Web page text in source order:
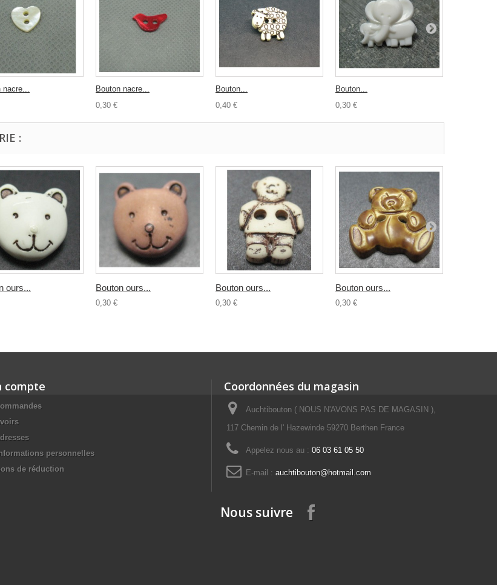
nacre...
Bouton nacre...
0,30 €
Bouton...
0,40 €
Bouton...
0,30 €
:
ours... Bouton ours...
0,30 €
Bouton ours...
0,30 €
Bouton ours...
0,30 €
compte
personnelles
de réduction
Coordonnées du magasin
Auchtibouton ( NOUS N'AVONS PAS DE MAGASIN ),
117 Chemin de l' Hazewinde 59270 Berthen France
Appelez nous au : 06 03 61 05 50
E-mail : auchtibouton@hotmail.com
Nous suivre